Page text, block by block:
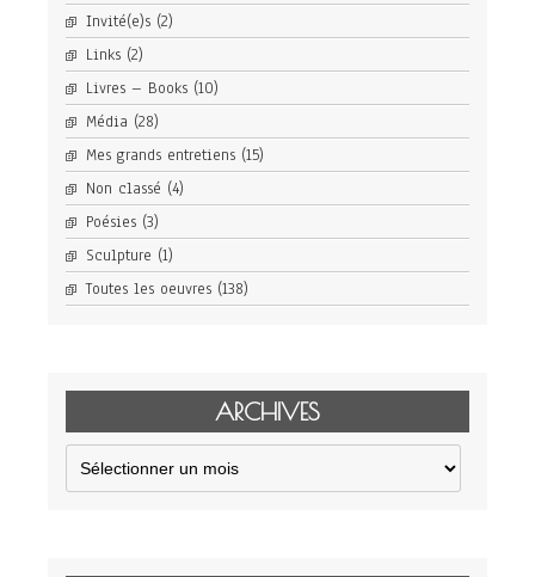
Invité(e)s (2)
Links (2)
Livres – Books (10)
Média (28)
Mes grands entretiens (15)
Non classé (4)
Poésies (3)
Sculpture (1)
Toutes les oeuvres (138)
ARCHIVES
Archives